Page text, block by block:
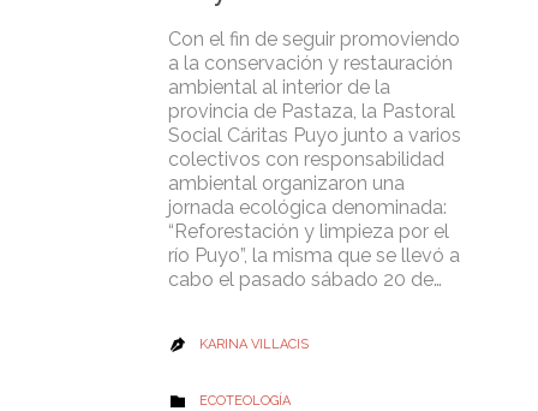
Con el fin de seguir promoviendo
a la conservación y restauración
ambiental al interior de la
provincia de Pastaza, la Pastoral
Social Cáritas Puyo junto a varios
colectivos con responsabilidad
ambiental organizaron una
jornada ecológica denominada:
“Reforestación y limpieza por el
río Puyo”, la misma que se llevó a
cabo el pasado sábado 20 de…
 KARINA VILLACIS
 CATEGORY
ECOTEOLOGÍA